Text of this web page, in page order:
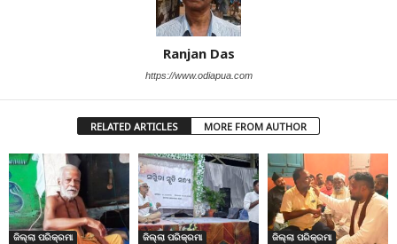
Ranjan Das
https://www.odiapua.com
RELATED ARTICLES MORE FROM AUTHOR
ଜିଲ୍ଲା ପରିକ୍ରମା ଜିଲ୍ଲା ପରିକ୍ରମା ଜିଲ୍ଲା ପରିକ୍ରମା